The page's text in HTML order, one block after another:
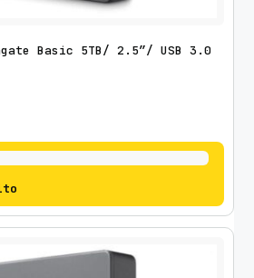
Basic 5TB/ 2.5″/ USB 3.0